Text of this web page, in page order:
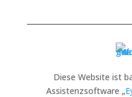
Diese Website ist
Assistenzsoftware „